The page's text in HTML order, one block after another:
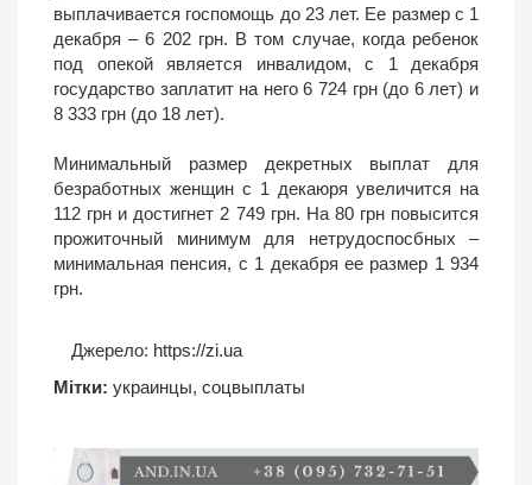
выплачивается госпомощь до 23 лет. Ее размер с 1
декабря – 6 202 грн. В том случае, когда ребенок
под опекой является инвалидом, с 1 декабря
государство заплатит на него 6 724 грн (до 6 лет) и
8 333 грн (до 18 лет).
Минимальный размер декретных выплат для
безработных женщин с 1 декаюря увеличится на
112 грн и достигнет 2 749 грн. На 80 грн повысится
прожиточный минимум для нетрудоспосбных –
минимальная пенсия, с 1 декабря ее размер 1 934
грн.
Джерело: https://zi.ua
Мітки: украинцы, соцвыплаты